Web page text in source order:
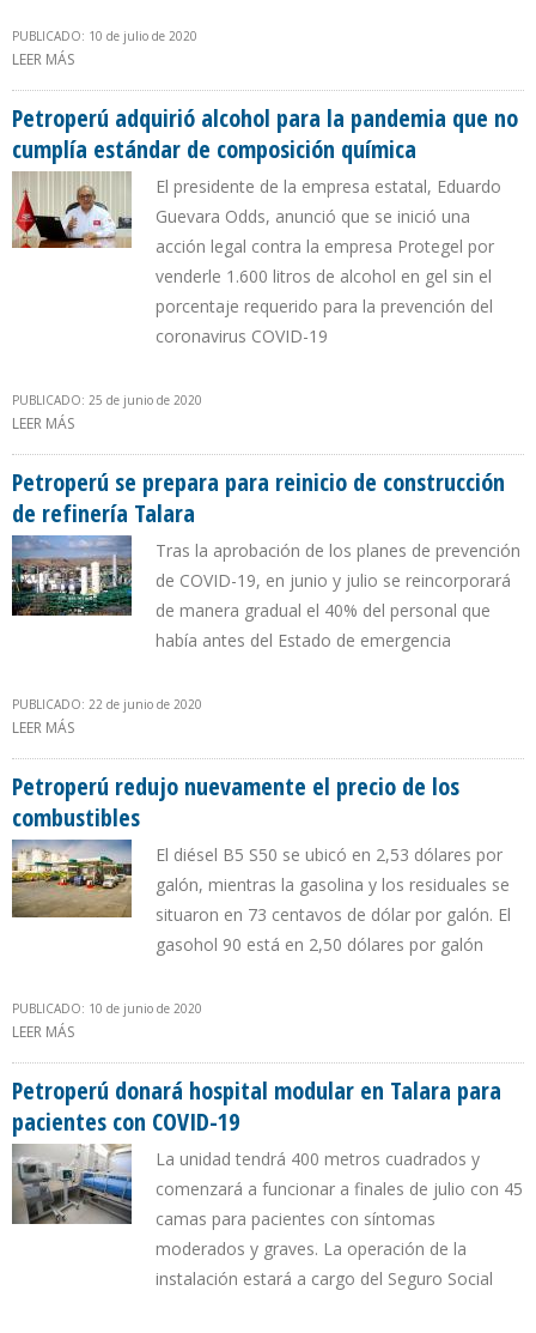
PUBLICADO: 10 de julio de 2020
LEER MÁS
Petroperú adquirió alcohol para la pandemia que no
cumplía estándar de composición química
El presidente de la empresa estatal, Eduardo
Guevara Odds, anunció que se inició una
acción legal contra la empresa Protegel por
venderle 1.600 litros de alcohol en gel sin el
porcentaje requerido para la prevención del
coronavirus COVID-19
PUBLICADO: 25 de junio de 2020
LEER MÁS
Petroperú se prepara para reinicio de construcción
de refinería Talara
Tras la aprobación de los planes de prevención
de COVID-19, en junio y julio se reincorporará
de manera gradual el 40% del personal que
había antes del Estado de emergencia
PUBLICADO: 22 de junio de 2020
LEER MÁS
Petroperú redujo nuevamente el precio de los
combustibles
El diésel B5 S50 se ubicó en 2,53 dólares por
galón, mientras la gasolina y los residuales se
situaron en 73 centavos de dólar por galón. El
gasohol 90 está en 2,50 dólares por galón
PUBLICADO: 10 de junio de 2020
LEER MÁS
Petroperú donará hospital modular en Talara para
pacientes con COVID-19
La unidad tendrá 400 metros cuadrados y
comenzará a funcionar a finales de julio con 45
camas para pacientes con síntomas
moderados y graves. La operación de la
instalación estará a cargo del Seguro Social